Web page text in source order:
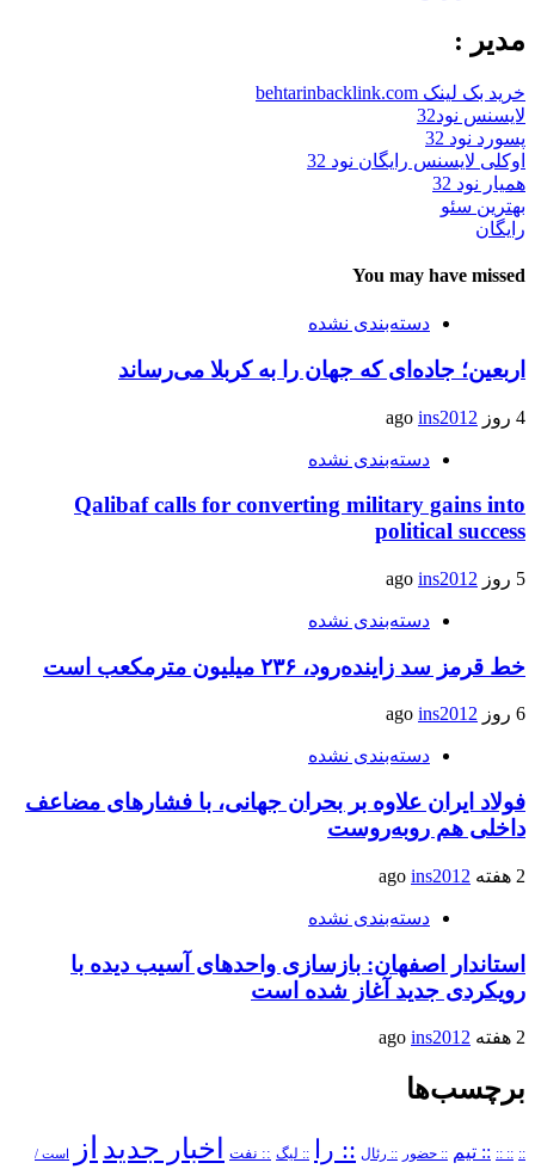
مدیر :
خرید بک لینک behtarinbacklink.com
لایسنس نود32
پسورد نود 32
اوکلی لایسنس رایگان نود 32
همیار نود 32
بهترین سئو
رایگان
You may have missed
دسته‌بندی نشده
اربعین؛ جاده‌ای که جهان را به کربلا می‌رساند
4 روز ago ins2012
دسته‌بندی نشده
Qalibaf calls for converting military gains into
political success
5 روز ago ins2012
دسته‌بندی نشده
خط قرمز سد زاینده‌رود، ۲۳۶ میلیون مترمکعب است
6 روز ago ins2012
دسته‌بندی نشده
فولاد ایران علاوه بر بحران جهانی، با فشارهای مضاعف
داخلی هم روبه‌روست
2 هفته ago ins2012
دسته‌بندی نشده
استاندار اصفهان: بازسازی واحدهای آسیب دیده با
رویکردی جدید آغاز شده است
2 هفته ago ins2012
برچسب‌ها
::
:: :: :: تیم :: حضور :: رئال :: را :: لیگ :: نفت اخبار جدید از است /